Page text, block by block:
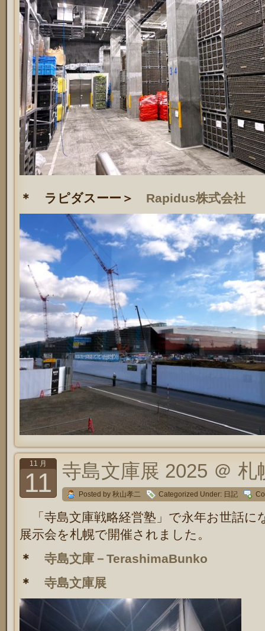
＊ ラピダスーー＞ Rapidus株式会社
11 月
11 寺島文庫展 2025 ＠ 札
Posted by 秋山孝二 Categorized Under: 日記
「寺島文庫戦略経営塾」で永年お世話に
展示会を札幌で開催されました。
＊ 寺島文庫－TerashimaBunko
＊ 寺島文庫展